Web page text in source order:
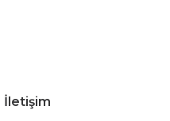
İletişim